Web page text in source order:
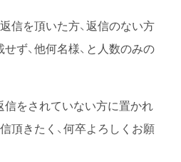
信を頂いた方、返信のない方
ず、他何名様、と人数のみの
をされていない方に置かれ
頂きたく、何卒よろしくお願